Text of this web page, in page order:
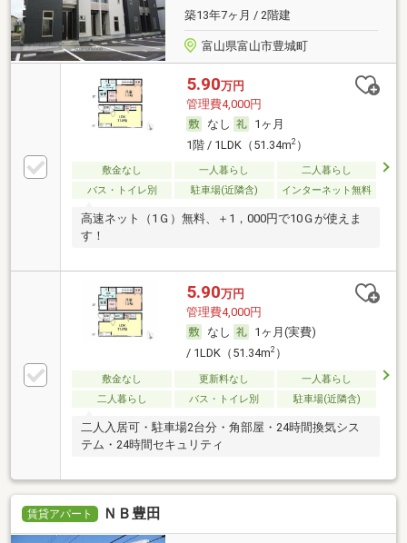
築13年7ヶ月 / 2階建
富山県富山市豊城町
5.90万円
管理費4,000円
なし
1ヶ月
1階 / 1LDK（51.34m2）
敷金なし 一人暮らし
二人暮らし
バス・トイレ別
駐車場(近隣含) インターネット無料
高速ネット（1Ｇ）無料、＋1，000円で10Ｇが使えま
す！
5.90万円
管理費4,000円
なし
1ヶ月(実費)
/ 1LDK（51.34m2）
敷金なし 更新料なし
一人暮らし
二人暮らし
バス・トイレ別 駐車場(近隣含)
二人入居可・駐車場2台分・角部屋・24時間換気シス
テム・24時間セキュリティ
賃貸アパート ＮＢ豊田